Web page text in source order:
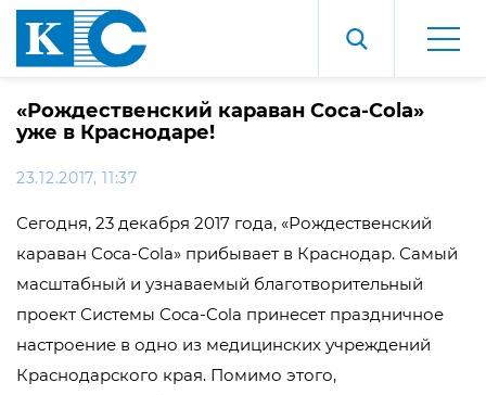
«Рождественский караван Coca-Cola»
уже в Краснодаре!
23.12.2017, 11:37
Сегодня, 23 декабря 2017 года, «Рождественский
караван Coca-Cola» прибывает в Краснодар. Самый
масштабный и узнаваемый благотворительный
проект Системы Coca-Cola принесет праздничное
настроение в одно из медицинских учреждений
Краснодарского края. Помимо этого,